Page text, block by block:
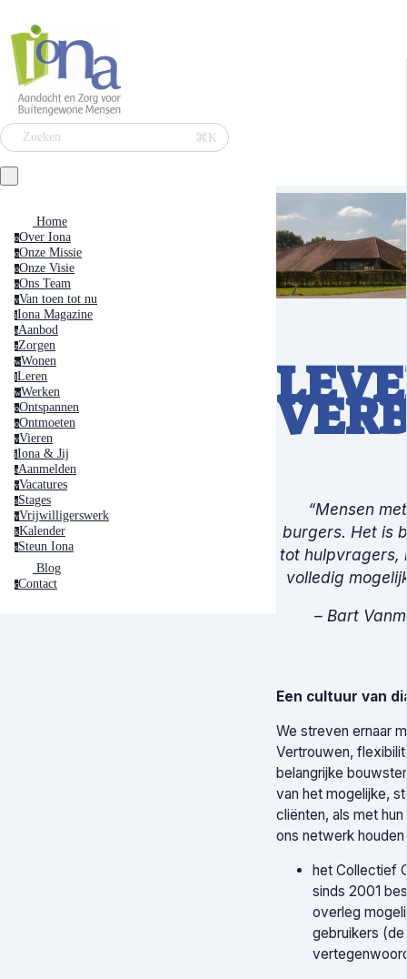
Zoeken ⌘K
Home
oOver Iona
oOnze Missie
oOnze Visie
oOns Team
vVan toen tot nu
iIona Magazine
aAanbod
zZorgen
wWonen
lLeren
wWerken
oOntspannen
oOntmoeten
vVieren
iIona & Jij
aAanmelden
vVacatures
sStages
vVrijwilligerswerk
kKalender
sSteun Iona
Blog
cContact
“Mensen
burgers. Het is
tot hulpvragers,
volledig
– Bart
Een cultuur van
We streven ernaar
Vertrouwen,
belangrijke
van het mogelijke,
cliënten, als met
ons netwerk
het Collectief
sinds 2001
overleg
gebruikers